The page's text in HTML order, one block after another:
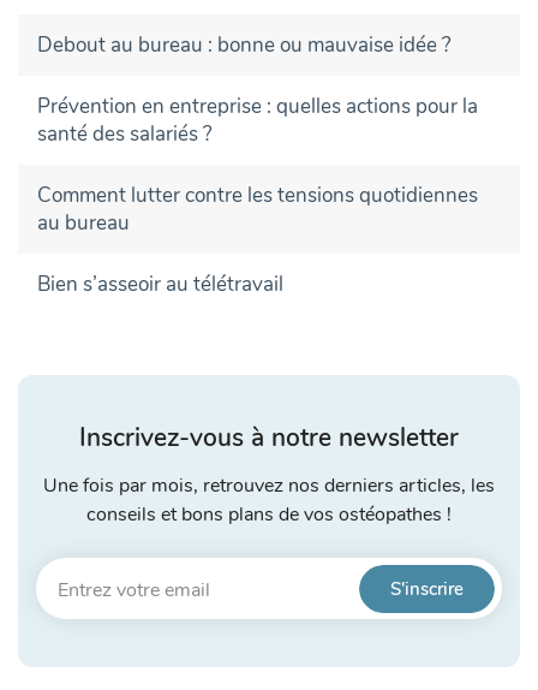
Debout au bureau : bonne ou mauvaise idée ?
Prévention en entreprise : quelles actions pour la
santé des salariés ?
Comment lutter contre les tensions quotidiennes
au bureau
Bien s’asseoir au télétravail
Inscrivez-vous à notre newsletter
Une fois par mois, retrouvez nos derniers articles, les
conseils et bons plans de vos ostéopathes !